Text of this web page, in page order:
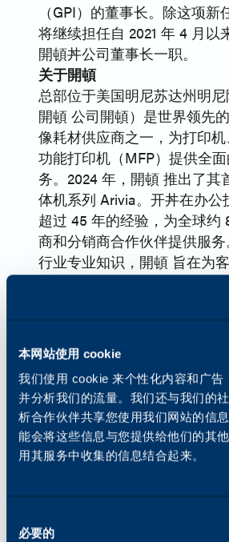
本网站使用 cookie
我们使用 cookie 来个性化内容和广告
并分析我们的流量。我们还与我们的
析合作伙伴共享您使用我们网站的信
能会将这些信息与您提供给他们的其
用其服务中收集的信息结合起来。
必要的
（GPI）的董事长。除这项新
将继续担任自 2021 年 4 月以
開頓丼公司董事长一职。
关于開頓
总部位于美国明尼苏达州明
開頓 公司開頓）是世界领先
像耗材供应商之一，为打印
功能打印机（MFP）提供全
务。2024 年，開頓 推出了其
体机系列 Arivia。开丼在办公
超过 45 年的经验，为全球约
商和分销商合作伙伴提供服
行业专业知识，開頓 旨在为
的成功"，提供以可靠性、简
了解更多信息。
全球媒体联系方式 -
Allie Kern，
公共关系经理
開頓
欧洲媒体联系人 -
Kim Bryant，
開頓